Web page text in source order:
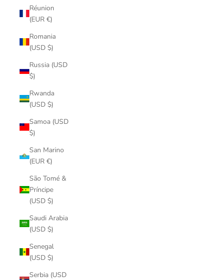
Réunion
(EUR €)
Romania
(USD $)
Russia (USD
$)
Rwanda
(USD $)
Samoa (USD
$)
San Marino
(EUR €)
São Tomé &
Príncipe
(USD $)
Saudi Arabia
(USD $)
Senegal
(USD $)
Serbia (USD